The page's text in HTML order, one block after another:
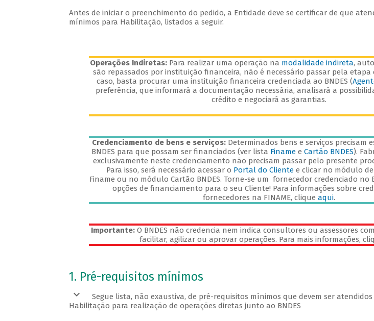
Antes de iniciar o preenchimento do pedido, a Entidade deve se certificar de que
mínimos para Habilitação, listados a seguir.
Operações Indiretas: Para realizar uma operação na modalidade indireta,
são repassados por instituição financeira, não é necessário passar pela etapa
caso, basta procurar uma instituição financeira credenciada ao BNDES (
preferência, que informará a documentação necessária, analisará a
crédito e negociará as garantias.
Credenciamento de bens e serviços:Determinados bens e serviços precisam
BNDES para que possam ser financiados (ver lista Finamee Cartão BNDES).
exclusivamente neste credenciamento não precisam passar pelo presente
Para isso, será necessário acessar o Portal do Cliente e clicar no módulo
Finame ou no módulo Cartão BNDES. Torne-se um fornecedor credenciado no
opções de financiamento para o seu Cliente! Para informações sobre
fornecedores na FINAME, clique aqui.
Importante:O BNDES não credencia nem indica consultores ou assessores
facilitar, agilizar ou aprovar operações. Para mais informações,
Veja os pré-requisitos
1. Pré-requisitos mínimos
Segue lista, não exaustiva, de pré-requisitos mínimos que devem ser
Habilitação para realização de operações diretas junto ao BNDES